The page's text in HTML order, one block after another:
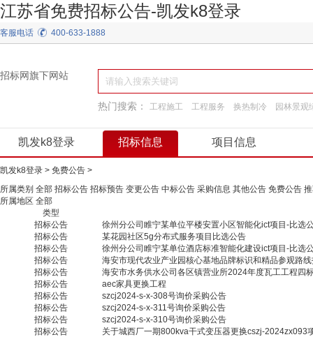
江苏省免费招标公告-凯发k8登录
客服电话 400-633-1888
招标网旗下网站
热门搜索： 工程施工 工程服务 换热制冷
园林景观
凯发k8登录 招标信息 项目信息
凯发k8登录 > 免费公告 >
所属类别 全部 招标公告 招标预告 变更公告 中标公告 采购信息 其他公告 免费公告
所属地区 全部
类型
招标公告
徐州分公司睢宁某单位平楼安置小区智能化ict项目-比选
招标公告
某花园社区5g分布式服务项目比选公告
招标公告
徐州分公司睢宁某单位酒店标准智能化建设ict项目-比选
招标公告
海安市现代农业产业园核心基地品牌标识和精品参观路
招标公告
海安市水务供水公司各区镇营业所2024年度瓦工工程四
招标公告
aec家具更换工程
招标公告
szcj2024-s-x-308号询价采购公告
招标公告
szcj2024-s-x-311号询价采购公告
招标公告
szcj2024-s-x-310号询价采购公告
招标公告
关于城西厂一期800kva干式变压器更换cszj-2024zx093